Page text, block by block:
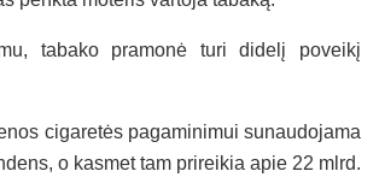
tabako pramonė turi didelį poveikį
cigaretės pagaminimui sunaudojama
o kasmet tam prireikia apie 22 mlrd.